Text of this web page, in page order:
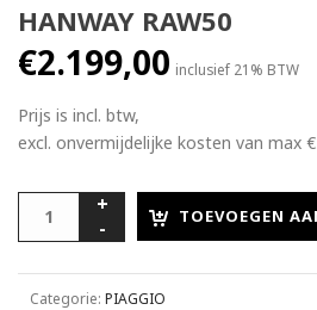
HANWAY RAW50
€2.199,00 inclusief 21% BTW
Prijs is incl. btw,
excl. onvermijdelijke kosten van max
TOEVOEGEN
Categorie: PIAGGIO